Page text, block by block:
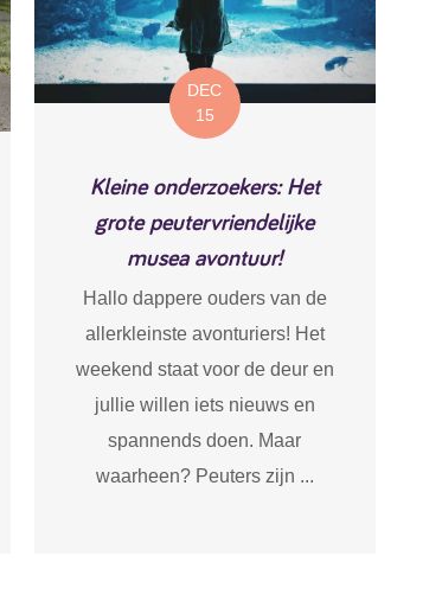
DEC
15
Kleine onderzoekers: Het
grote peutervriendelijke
musea avontuur!
Hallo dappere ouders van de
allerkleinste avonturiers! Het
weekend staat voor de deur en
jullie willen iets nieuws en
spannends doen. Maar
waarheen? Peuters zijn ...